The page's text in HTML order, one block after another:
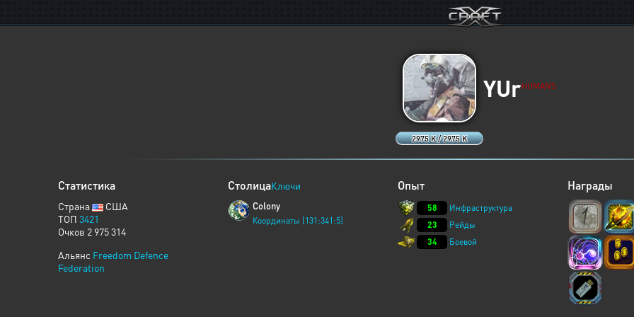
2975 K / 2975 K
YUrHUMANS
Статистика
Страна
США
ТОП 3421
Очков 2 975 314
Альянс Freedom Defence
Federation
СтолицаКлючи
Colony
Координаты [131:341:5]
Опыт
58
Инфраструктура
23
Рейды
34
Боевой
Награды